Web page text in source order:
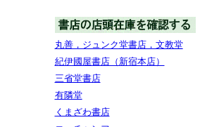
丸善，ジュンク堂書店，文教堂
紀伊國屋書店（新宿本店）
三省堂書店
有隣堂
くまざわ書店